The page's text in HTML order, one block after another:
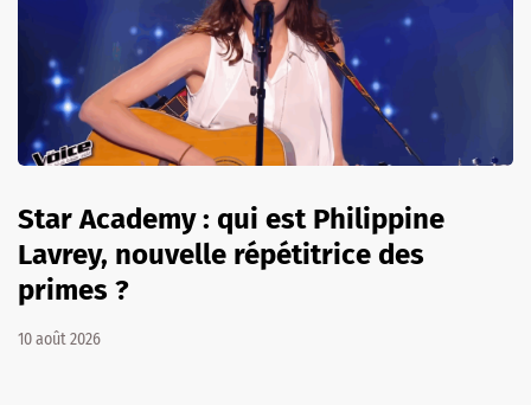
Star Academy : qui est Philippine
Lavrey, nouvelle répétitrice des
primes ?
10 août 2026